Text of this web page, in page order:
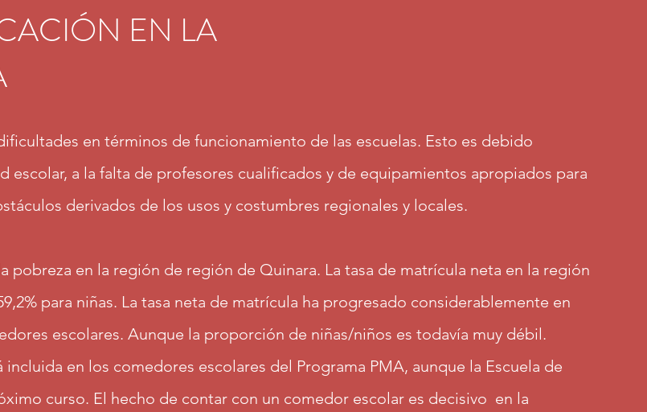
EN LA
en términos de funcionamiento de las escuelas. Esto es debido
escolar, a la falta de profesores cualificados y de equipamientos apropiados para
derivados de los usos y costumbres regionales y locales.
pobreza en la región de región de Quinara. La tasa de matrícula neta en la región
para niñas. La tasa neta de matrícula ha progresado considerablemente en
escolares. Aunque la proporción de niñas/niños es todavía muy débil.
en los comedores escolares del Programa PMA, aunque la Escuela de
curso. El hecho de contar con un comedor escolar es decisivo en la